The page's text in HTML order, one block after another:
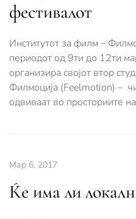
фестивалот
Институтот за филм –
периодот од 9ти до 12ти
организира својот втор
Филмоција (Feelmotion) –
одвиваат во просториите
Мар 6, 2017
Ќе има ли